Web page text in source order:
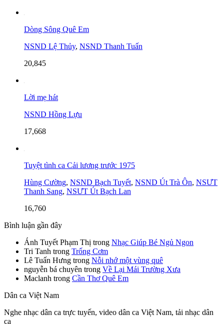
Dòng Sông Quê Em
NSND Lệ Thủy, NSND Thanh Tuấn
20,845
Lời mẹ hát
NSND Hồng Lựu
17,668
Tuyệt tình ca Cải lương trước 1975
Hùng Cường, NSND Bạch Tuyết, NSND Út Trà Ôn, NSƯT
Thanh Sang, NSƯT Út Bạch Lan
16,760
Bình luận gần đây
Ánh Tuyết Phạm Thị trong Nhạc Giúp Bé Ngủ Ngon
Tri Tanh trong Trống Cơm
Lê Tuấn Hưng trong Nỗi nhớ một vùng quê
nguyễn bá chuyên trong Về Lại Mái Trường Xưa
Maclanh trong Cần Thơ Quê Em
Dân ca Việt Nam
Nghe nhạc dân ca trực tuyến, video dân ca Việt Nam, tải nhạc dân
ca